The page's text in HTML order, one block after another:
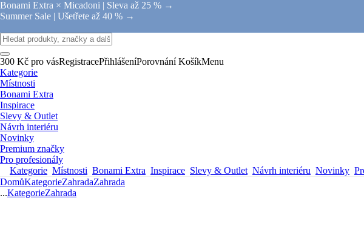
Bonami Extra × Micadoni | Sleva až 25 % →
Summer Sale | Ušetřete až 40 % →
300 Kč pro vásRegistracePřihlášeníPorovnání KošíkMenu
Kategorie
Místnosti
Bonami Extra
Inspirace
Slevy & Outlet
Návrh interiéru
Novinky
Premium značky
Pro profesionály
Kategorie Místnosti Bonami Extra Inspirace Slevy & Outlet Návrh interiéru Novinky
DomůKategorieZahradaZahrada
...KategorieZahrada